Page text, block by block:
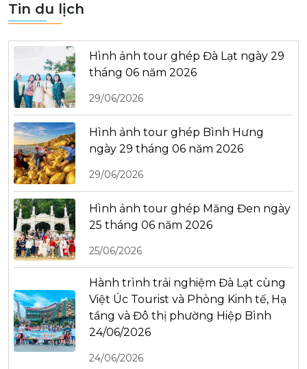
Tin du lịch
Hình ảnh tour ghép Đà Lạt ngày 29
tháng 06 năm 2026
29/06/2026
Hình ảnh tour ghép Bình Hưng
ngày 29 tháng 06 năm 2026
29/06/2026
Hình ảnh tour ghép Măng Đen ngày
25 tháng 06 năm 2026
25/06/2026
Hành trình trải nghiệm Đà Lạt cùng
Việt Úc Tourist và Phòng Kinh tế, Hạ
tầng và Đô thị phường Hiệp Bình
24/06/2026
24/06/2026